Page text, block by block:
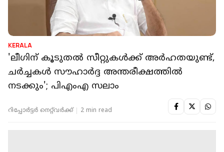
KERALA
'ലീഗിന് കൂടുതൽ സീറ്റുകൾക്ക് അർഹതയുണ്ട്,
ചർച്ചകൾ സൗഹാർദ്ദ അന്തരീക്ഷത്തിൽ
നടക്കും'; പിഎംഎ സലാം
റിപ്പോർട്ടർ നെറ്റ്‌വര്‍ക്ക്‌ 2 min read